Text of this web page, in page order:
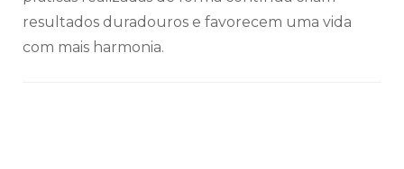
resultados duradouros e favorecem uma vida
com mais harmonia.